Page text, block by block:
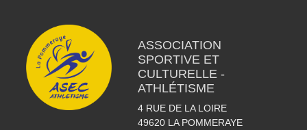
ASSOCIATION
SPORTIVE ET
CULTURELLE -
ATHLÉTISME
4 RUE DE LA LOIRE
49620 LA POMMERAYE